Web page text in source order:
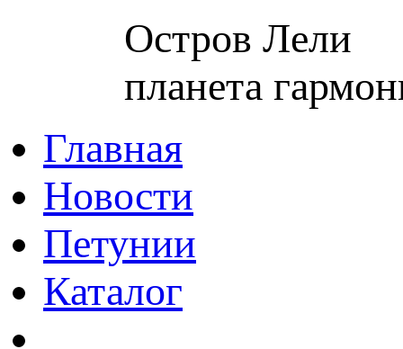
Остров Лели
планета
Главная
Новости
Петунии
Каталог